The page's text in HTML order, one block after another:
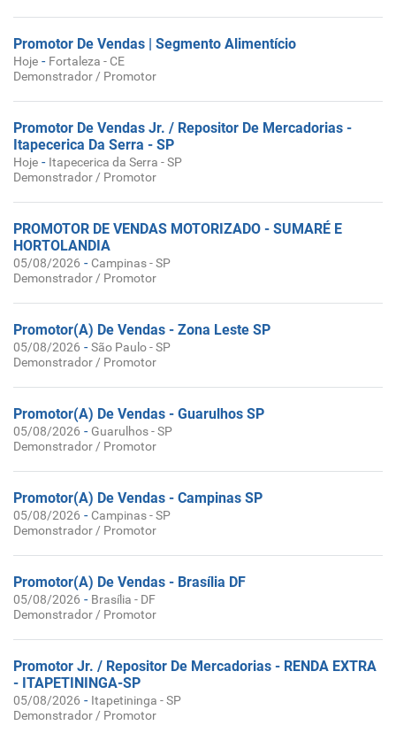
Promotor De Vendas | Segmento Alimentício
Hoje - Fortaleza - CE
Demonstrador / Promotor
Promotor De Vendas Jr. / Repositor De Mercadorias -
Itapecerica Da Serra - SP
Hoje - Itapecerica da Serra - SP
Demonstrador / Promotor
PROMOTOR DE VENDAS MOTORIZADO - SUMARÉ E
HORTOLANDIA
05/08/2026 - Campinas - SP
Demonstrador / Promotor
Promotor(A) De Vendas - Zona Leste SP
05/08/2026 -São Paulo - SP
Demonstrador / Promotor
Promotor(A) De Vendas - Guarulhos SP
05/08/2026 - Guarulhos - SP
Demonstrador / Promotor
Promotor(A) De Vendas - Campinas SP
05/08/2026 - Campinas - SP
Demonstrador / Promotor
Promotor(A) De Vendas - Brasília DF
05/08/2026 - Brasília - DF
Demonstrador / Promotor
Promotor Jr. / Repositor De Mercadorias - RENDA EXTRA
- ITAPETININGA-SP
05/08/2026 - Itapetininga - SP
Demonstrador / Promotor